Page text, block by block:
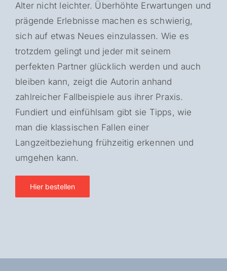
Alter nicht leichter. Überhöhte Erwartungen und
prägende Erlebnisse machen es schwierig,
sich auf etwas Neues einzulassen. Wie es
trotzdem gelingt und jeder mit seinem
perfekten Partner glücklich werden und auch
bleiben kann, zeigt die Autorin anhand
zahlreicher Fallbeispiele aus ihrer Praxis.
Fundiert und einfühlsam gibt sie Tipps, wie
man die klassischen Fallen einer
Langzeitbeziehung frühzeitig erkennen und
umgehen kann.
Hier bestellen